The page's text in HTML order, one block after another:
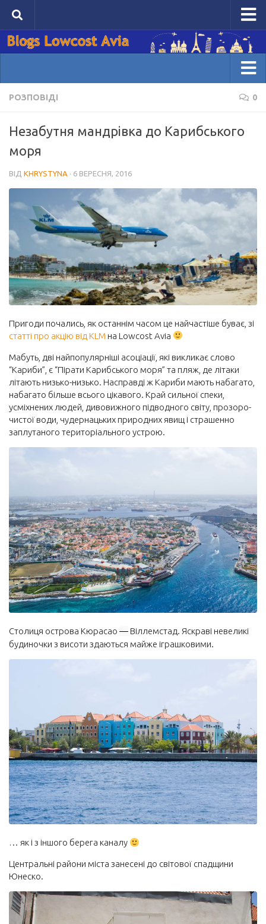
Головна сторінка Lowcost Avia
Проживання
Домівка блогів
Лайфхаки
Візи
Мої блоги
Увійти
Зареєструватися
Написати пост
Управління публікаціями
Профіль
Вийти
РОЗПОВІДІ 0
Незабутня мандрівка до Карибського
моря
ВІД KHRYSTYNA · 6 ВЕРЕСНЯ, 2016
Пригоди почались, як останнім часом це найчастіше буває, зі
статті про акцію від KLM на Lowcost Avia
Мабуть, дві найпопулярніші асоціації, які викликає слово
“Кариби”, є “Пірати Карибського моря” та пляж, де літаки
літають низько-низько. Насправді ж Кариби мають набагато,
набагато більше всього цікавого. Край сильної спеки,
усміхнених людей, дивовижного підводного світу, прозоро-
чистої води, чудернацьких природних явищ і страшенно
заплутаного територіального устрою.
Столиця острова Кюрасао —Віллемстад. Яскраві невеликі
будиночки з висоти здаються майже іграшковими.
… як і з іншого берега каналу
Центральні райони міста занесені до світової спадщини
Юнеско.